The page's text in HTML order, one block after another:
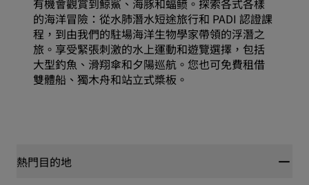
有機會觀賞到鯨鯊、海豚和蝠鲼。探索各式各樣
的海洋冒險：從水肺潛水短途旅行和 PADI 認證課
程，到由我們的駐場海洋生物學家帶領的浮潛之
旅。享受緊張刺激的水上運動和遊覽選擇，包括
大型釣魚、滑翔傘和夕陽巡航。您也可免費租借
雙體船、獨木舟和站立式槳板。
熱門目的地